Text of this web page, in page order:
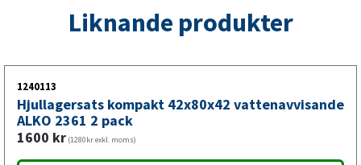
Liknande produkter
1240113
Hjullagersats kompakt 42x80x42 vattenavvisande
ALKO 2361 2 pack
1600 kr (1280kr exkl. moms)